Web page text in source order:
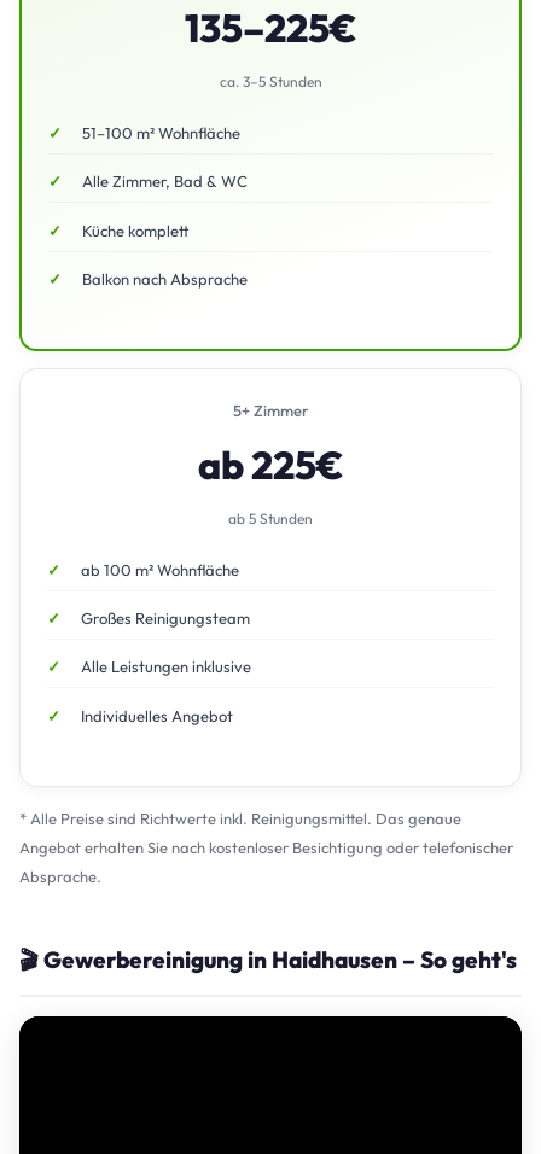
135–225€
ca. 3–5 Stunden
51–100 m² Wohnfläche
Alle Zimmer, Bad & WC
Küche komplett
Balkon nach Absprache
5+ Zimmer
ab 225€
ab 5 Stunden
ab 100 m² Wohnfläche
Großes Reinigungsteam
Alle Leistungen inklusive
Individuelles Angebot
* Alle Preise sind Richtwerte inkl. Reinigungsmittel. Das genaue
Angebot erhalten Sie nach kostenloser Besichtigung oder telefonischer
Absprache.
🎬 Gewerbereinigung in Haidhausen – So geht's